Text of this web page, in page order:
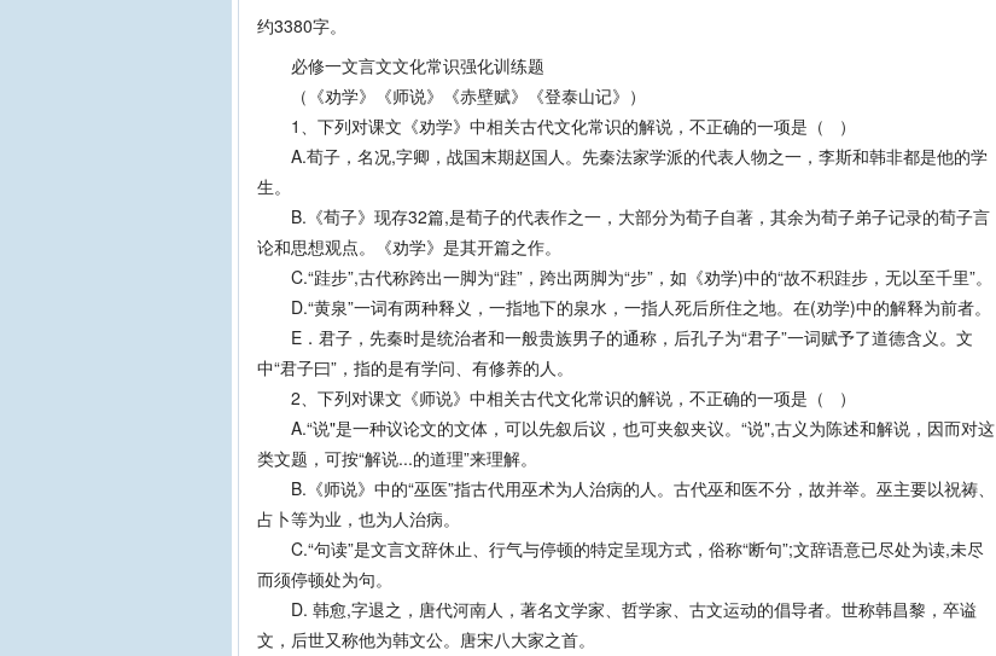
约3380字。
必修一文言文文化常识强化训练题
（《劝学》《师说》《赤壁赋》《登泰山记》）
1、下列对课文《劝学》中相关古代文化常识的解说，不正确的一项是（ ）
A.荀子，名况,字卿，战国末期赵国人。先秦法家学派的代表人物之一，李斯和韩非都是他的学
生。
B.《荀子》现存32篇,是荀子的代表作之一，大部分为荀子自著，其余为荀子弟子记录的荀子言
论和思想观点。《劝学》是其开篇之作。
C.“跬步”,古代称跨出一脚为“跬”，跨出两脚为“步”，如《劝学)中的“故不积跬步，无以至千里”。
D.“黄泉”一词有两种释义，一指地下的泉水，一指人死后所住之地。在(劝学)中的解释为前者。
E．君子，先秦时是统治者和一般贵族男子的通称，后孔子为“君子”一词赋予了道德含义。文
中“君子曰”，指的是有学问、有修养的人。
2、下列对课文《师说》中相关古代文化常识的解说，不正确的一项是（ ）
A.“说"是一种议论文的文体，可以先叙后议，也可夹叙夹议。“说",古义为陈述和解说，因而对这
类文题，可按“解说...的道理”来理解。
B.《师说》中的“巫医”指古代用巫术为人治病的人。古代巫和医不分，故并举。巫主要以祝祷、
占卜等为业，也为人治病。
C.“句读”是文言文辞休止、行气与停顿的特定呈现方式，俗称“断句”;文辞语意已尽处为读,未尽
而须停顿处为句。
D. 韩愈,字退之，唐代河南人，著名文学家、哲学家、古文运动的倡导者。世称韩昌黎，卒谥
文，后世又称他为韩文公。唐宋八大家之首。